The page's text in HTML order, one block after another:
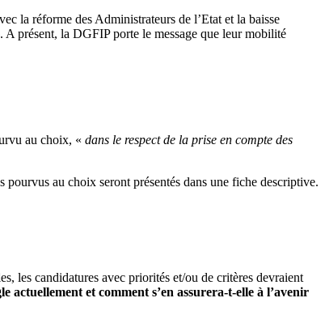
la réforme des Administrateurs de l’Etat et la baisse
présent, la DGFIP porte le message que leur mobilité
au choix, « dans le respect de la prise en compte des
au choix seront présentés dans une fiche descriptive.
les candidatures avec priorités et/ou de critères devraient
actuellement et comment s’en assurera-t-elle à l’avenir